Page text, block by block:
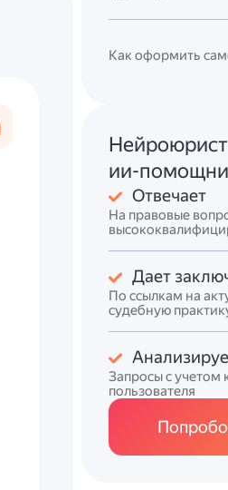
Как оформить
ии-
Отвечает
На правовые
Дает
По ссылкам на
судебную
Запросы с учетом
пользователя